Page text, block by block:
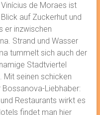
de Moraes ist
auf Zuckerhut und
er inzwischen
Strand und Wasser
tummelt sich auch der
Stadtviertel
Mit seinen schicken
Bossanova-Liebhaber:
Restaurants wirkt es
findet man hier